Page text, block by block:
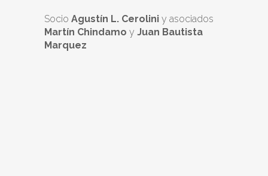
Socio Agustín L. Cerolini y asociados
Martín Chindamo y Juan Bautista
Marquez